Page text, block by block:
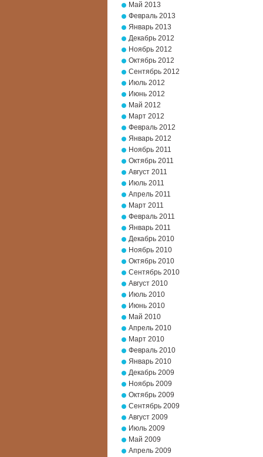
Май 2013
Февраль 2013
Январь 2013
Декабрь 2012
Ноябрь 2012
Октябрь 2012
Сентябрь 2012
Июль 2012
Июнь 2012
Май 2012
Март 2012
Февраль 2012
Январь 2012
Ноябрь 2011
Октябрь 2011
Август 2011
Июль 2011
Апрель 2011
Март 2011
Февраль 2011
Январь 2011
Декабрь 2010
Ноябрь 2010
Октябрь 2010
Сентябрь 2010
Август 2010
Июль 2010
Июнь 2010
Май 2010
Апрель 2010
Март 2010
Февраль 2010
Январь 2010
Декабрь 2009
Ноябрь 2009
Октябрь 2009
Сентябрь 2009
Август 2009
Июль 2009
Май 2009
Апрель 2009